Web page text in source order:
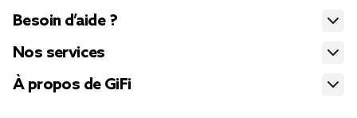
Besoin d’aide ?
Nos services
À propos de GiFi